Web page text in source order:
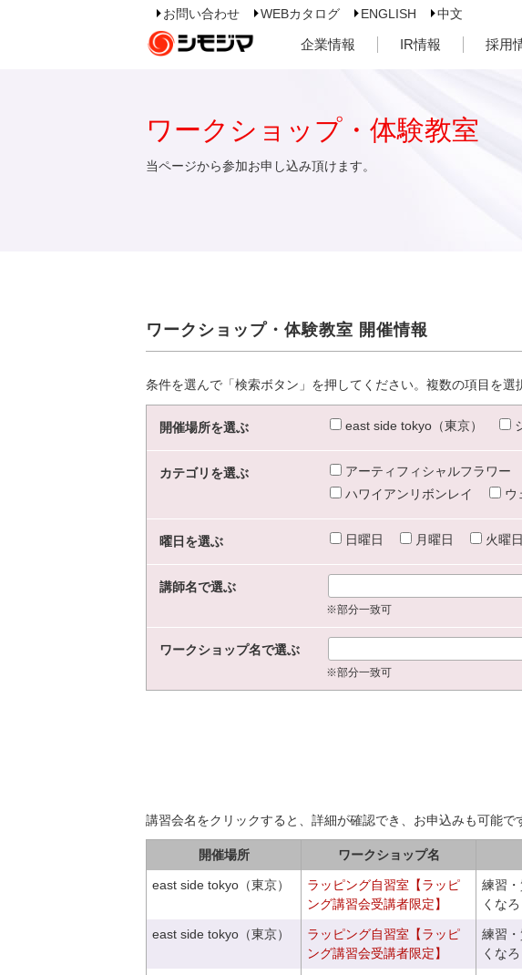
お問い合わせ WEBカタログ ENGLISH 中文
企業情報 IR情報 採用
ワークショップ・体験教室
当ページから参加お申し込み頂けます。
ワークショップ・体験教室 開催情報
条件を選んで「検索ボタン」を押してください。複数の項目を選
開催場所を選ぶ east side tokyo（東京）
カテゴリを選ぶ アーティフィシャルフラワー
ハワイアンリボンレイ
ウ
曜日を選ぶ 日曜日 月曜日 火曜日
講師名で選ぶ
※部分一致可
ワークショップ名で選ぶ
※部分一致可
講習会名をクリックすると、詳細が確認でき、お申込みも可能で
開催場所 ワークショップ名
east side tokyo（東京）
ラッピング自習室【ラッピ
ング講習会受講者限定】
練習
くなろ
east side tokyo（東京）
ラッピング自習室【ラッピ
ング講習会受講者限定】
練習
くなろ